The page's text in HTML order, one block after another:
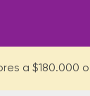
a $180.000 o